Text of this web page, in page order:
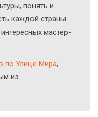
понять и
каждой страны.
мастер-
по Улице Мира,
из